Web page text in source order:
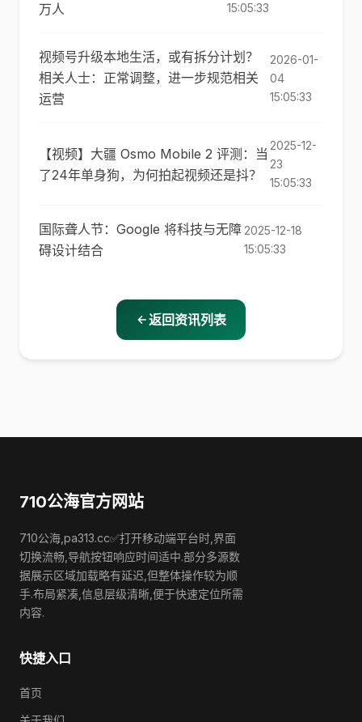
万人
15:05:33
视频号升级本地生活，或有拆分计划？
相关人士：正常调整，进一步规范相关
运营
2026-01-
04
15:05:33
【视频】大疆 Osmo Mobile 2 评测：当
了24年单身狗，为何拍起视频还是抖？
2025-12-
23
15:05:33
国际聋人节：Google 将科技与无障
碍设计结合
2025-12-18
15:05:33
返回资讯列表
710公海官方网站
710公海,pa313.cc✅打开移动端平台时,界面
切换流畅,导航按钮响应时间适中.部分多源数
据展示区域加载略有延迟,但整体操作较为顺
手.布局紧凑,信息层级清晰,便于快速定位所需
内容.
快捷入口
首页